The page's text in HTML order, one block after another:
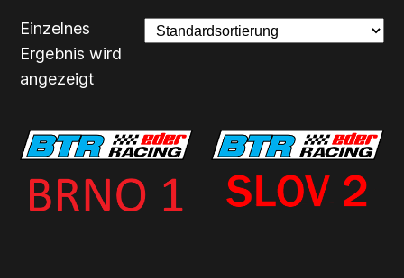
Einzelnes
Ergebnis wird
angezeigt